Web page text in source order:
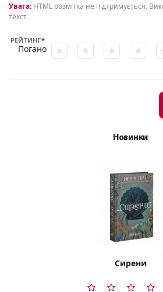
Увага: HTML розмітка не підтримується.
текст.
РЕЙТИНГ
Погано
Новинки
Сирени